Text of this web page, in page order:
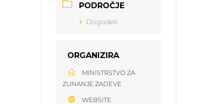
PODROČJE
Dogodek
ORGANIZIRA
MINISTRSTVO ZA
ZUNANJE ZADEVE
WEBSITE